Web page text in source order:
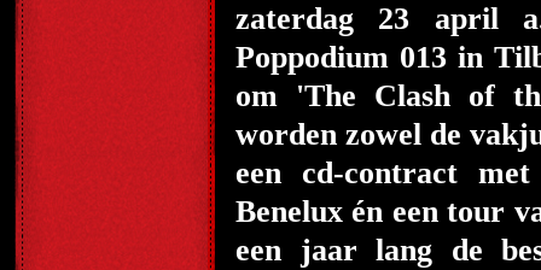
zaterdag 23 april
Poppodium 013 in
om 'The Clash of
worden zowel de
een cd-contract
Benelux én een tour
een jaar lang de